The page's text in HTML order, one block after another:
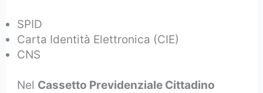
SPID
Carta Identità Elettronica (CIE)
CNS
Nel Cassetto Previdenziale Cittadino